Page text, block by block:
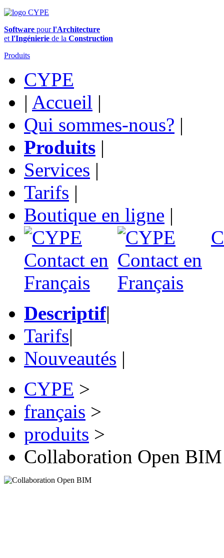
Software pourl'Architecture
et l'Ingénierie de la Construction
Produits
CYPE
| Accueil |
Qui sommes-nous? |
Produits |
Services |
Tarifs |
Boutique en ligne |
Descriptif|
Tarifs|
Nouveautés |
CYPE >
français >
produits >
Collaboration Open BIM